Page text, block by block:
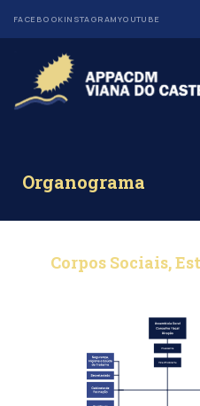
FACEBOOKINSTAGRAMYOUTUBE
Organograma
Corpos Sociais,